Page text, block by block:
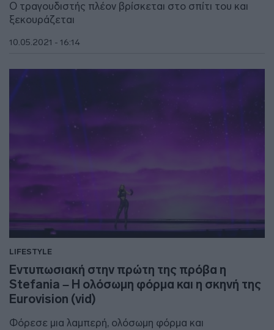
Ο τραγουδιστής πλέον βρίσκεται στο σπίτι του και
ξεκουράζεται
10.05.2021 - 16:14
LIFESTYLE
Εντυπωσιακή στην πρώτη της πρόβα η
Stefania – Η ολόσωμη φόρμα και η σκηνή της
Eurovision (vid)
Φόρεσε μια λαμπερή, ολόσωμη φόρμα και